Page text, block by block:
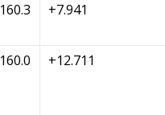
160.3 +7.941
160.0 +12.711